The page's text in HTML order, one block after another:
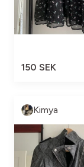
150 SEK
Kimya